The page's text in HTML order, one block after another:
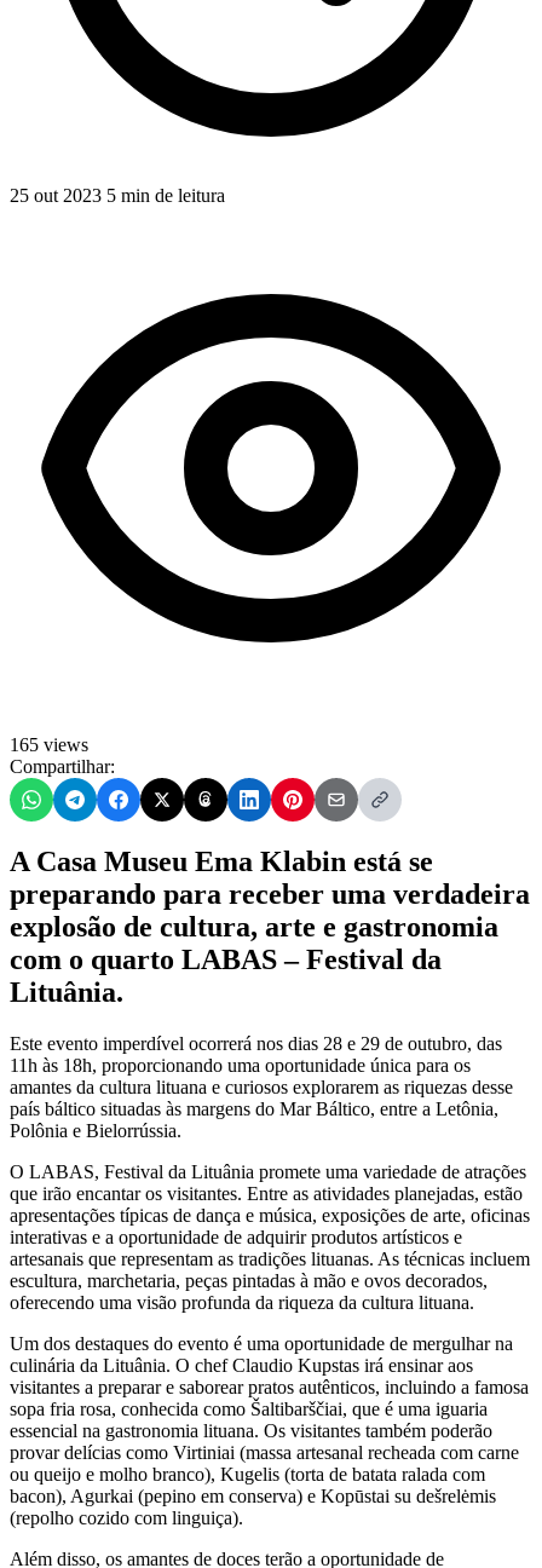
25 out 2023 5 min de leitura
165 views
Compartilhar:
A Casa Museu Ema Klabin está se
preparando para receber uma verdadeira
explosão de cultura, arte e gastronomia
com o quarto LABAS – Festival da
Lituânia.
Este evento imperdível ocorrerá nos dias 28 e 29 de outubro, das
11h às 18h, proporcionando uma oportunidade única para os
amantes da cultura lituana e curiosos explorarem as riquezas desse
país báltico situadas às margens do Mar Báltico, entre a Letônia,
Polônia e Bielorrússia.
O LABAS, Festival da Lituânia promete uma variedade de atrações
que irão encantar os visitantes. Entre as atividades planejadas, estão
apresentações típicas de dança e música, exposições de arte, oficinas
interativas e a oportunidade de adquirir produtos artísticos e
artesanais que representam as tradições lituanas. As técnicas incluem
escultura, marchetaria, peças pintadas à mão e ovos decorados,
oferecendo uma visão profunda da riqueza da cultura lituana.
Um dos destaques do evento é uma oportunidade de mergulhar na
culinária da Lituânia. O chef Claudio Kupstas irá ensinar aos
visitantes a preparar e saborear pratos autênticos, incluindo a famosa
sopa fria rosa, conhecida como Šaltibarščiai, que é uma iguaria
essencial na gastronomia lituana. Os visitantes também poderão
provar delícias como Virtiniai (massa artesanal recheada com carne
ou queijo e molho branco), Kugelis (torta de batata ralada com
bacon), Agurkai (pepino em conserva) e Kopūstai su dešrelėmis
(repolho cozido com linguiça).
Além disso, os amantes de doces terão a oportunidade de